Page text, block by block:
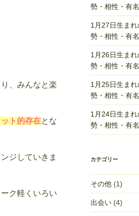
、みんなと楽
ト的存在とな
ジしていきま
ク軽くいろい
勢・相性・有
1月27日生ま
勢・相性・有
1月26日生ま
勢・相性・有
1月25日生ま
勢・相性・有
1月24日生ま
勢・相性・有
カテゴリー
その他(1)
出会い(4)